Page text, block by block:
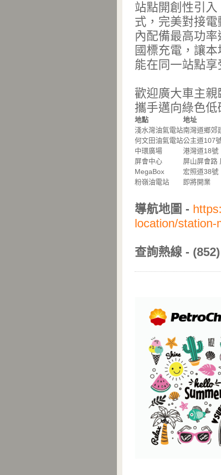
站點開創性引
式，完美對接
內配備最高功
國標充電，讓
能在同一站點
歡迎廣大車主
攜手邁向綠色低
地點
地址
淺水灣油氣電站南灣道鄉郊
何文田油氣電站公主道107
中環廣場
港灣道18號
屏會中心
屏山屏會路
MegaBox
宏照道38號
粉嶺油電站
即將開業
導航地圖 -
location/station-
查詢熱線 -